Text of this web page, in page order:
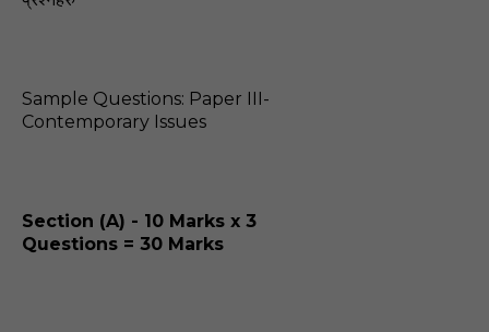
Sample Questions: Paper III-
Contemporary Issues
Section (A) - 10 Marks x 3
Questions = 30 Marks